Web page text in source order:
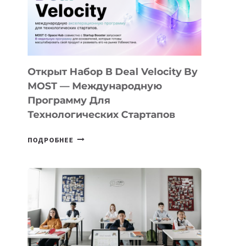
Открыт Набор В Deal Velocity By
MOST — Международную
Программу Для
Технологических Стартапов
ПОДРОБНЕЕ ОТКРЫТ
DEAL
VELOCITY
BY
MOST
—
МЕЖДУНАРОДНУЮ